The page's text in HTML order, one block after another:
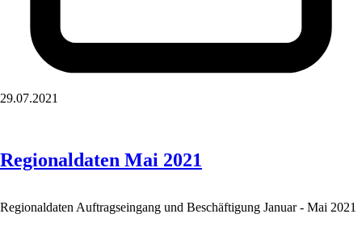
29.07.2021
Regionaldaten Mai 2021
Regionaldaten Auftragseingang und Beschäftigung Januar - Mai 2021